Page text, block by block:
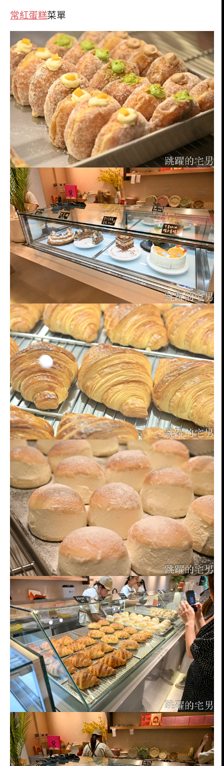
常紅蛋糕菜單